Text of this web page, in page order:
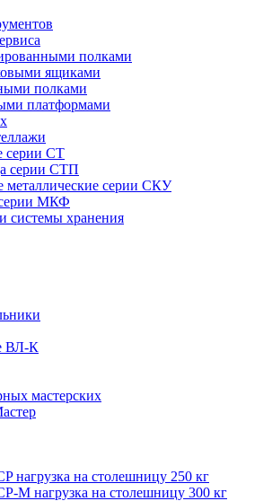
полками
ящиками
полками
платформами
серии СТ
серии СТП
металлические серии СКУ
МКФ
системы хранения
ВЛ-К
мастерских
нагрузка на столешницу 250 кг
М нагрузка на столешницу 300 кг